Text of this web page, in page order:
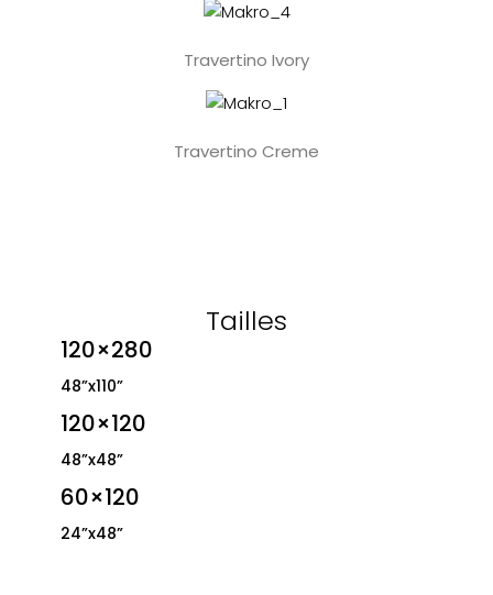
Travertino Ivory
Travertino Creme
Tailles
120×280
48”x110”
120×120
48”x48”
60×120
24”x48”